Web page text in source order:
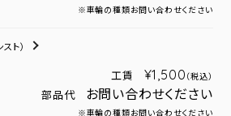
※車輪の種類お問い合わせください
ト）
工賃 ¥1,500 （税込）
部品代 お問い合わせください
※車輪の種類お問い合わせください